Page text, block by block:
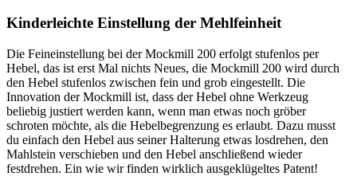
Kinderleichte Einstellung der Mehlfeinheit
Die Feineinstellung bei der Mockmill 200 erfolgt stufenlos per
Hebel, das ist erst Mal nichts Neues, die Mockmill 200 wird durch
den Hebel stufenlos zwischen fein und grob eingestellt. Die
Innovation der Mockmill ist, dass der Hebel ohne Werkzeug
beliebig justiert werden kann, wenn man etwas noch gröber
schroten möchte, als die Hebelbegrenzung es erlaubt. Dazu musst
du einfach den Hebel aus seiner Halterung etwas losdrehen, den
Mahlstein verschieben und den Hebel anschließend wieder
festdrehen. Ein wie wir finden wirklich ausgeklügeltes Patent!